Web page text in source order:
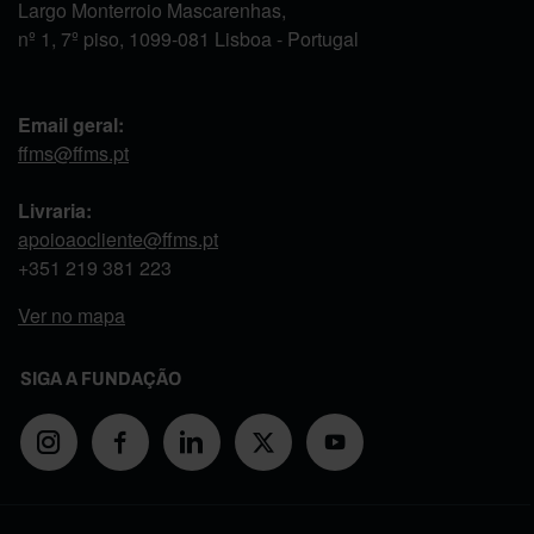
Largo Monterroio Mascarenhas,
nº 1, 7º piso, 1099-081 Lisboa - Portugal
Email geral:
ffms@ffms.pt
Livraria:
apoioaocliente@ffms.pt
+351 219 381 223
Ver no mapa
SIGA A FUNDAÇÃO